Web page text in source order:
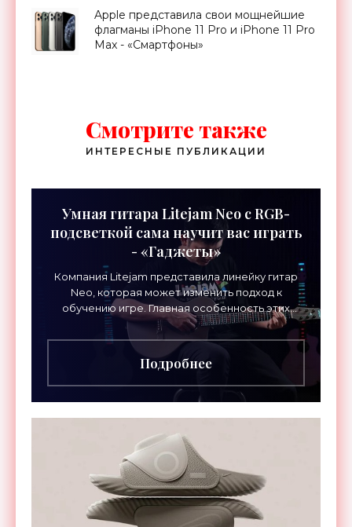
Apple представила свои мощнейшие
флагманы iPhone 11 Pro и iPhone 11 Pro
Max - «Смартфоны»
Смотрите также
ИНТЕРЕСНЫЕ ПУБЛИКАЦИИ
Умная гитара Litejam Neo с RGB-
подсветкой сама научит вас играть
- «Гаджеты»
Компания Litejam представила линейку гитар
Neo, которая может изменить подход к
обучению игре. Главная особенность этих
инструментов – встроенная RGB-подсветка
грифа. Светодиоды
Подробнее